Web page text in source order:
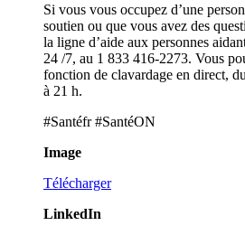
Si vous vous occupez d’une
soutien ou que vous avez des
la ligne d’aide aux personnes
24 /7, au 1 833 416-2273. Vous
fonction de clavardage en direct,
à 21 h.
#Santéfr #SantéON
Image
Télécharger
LinkedIn